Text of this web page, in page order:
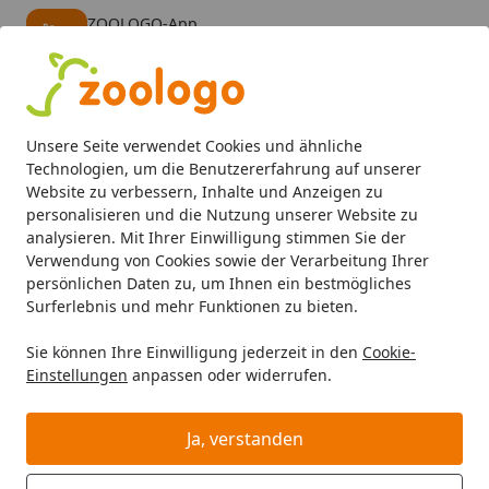
Unsere Seite verwendet Cookies und ähnliche
Technologien, um die Benutzererfahrung auf unserer
Website zu verbessern, Inhalte und Anzeigen zu
personalisieren und die Nutzung unserer Website zu
analysieren. Mit Ihrer Einwilligung stimmen Sie der
Verwendung von Cookies sowie der Verarbeitung Ihrer
persönlichen Daten zu, um Ihnen ein bestmögliches
Surferlebnis und mehr Funktionen zu bieten.
Sie können Ihre Einwilligung jederzeit in den Cookie-
Einstellungen anpassen oder widerrufen.
Ja, verstanden
ZOOLOGO-App
Alle Produkte
Mein Konto
Suchen
Startseite
Katze Katzenfutter Nassfutter Almo Nature Daily
Almo Nature Daily Menu 85g Dose
Katzennassfutter Häppchen mit
BALD VERGRIFFEN